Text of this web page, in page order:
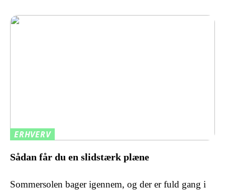
ERHVERV
Sådan får du en slidstærk plæne
Sommersolen bager igennem, og der er fuld gang i